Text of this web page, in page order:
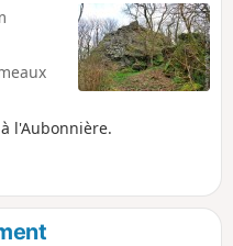
l'Aubonnière.